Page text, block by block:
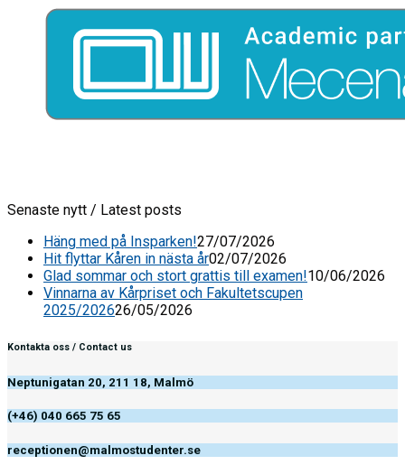
Senaste nytt / Latest posts
Häng med på Insparken!27/07/2026
Hit flyttar Kåren in nästa år02/07/2026
Glad sommar och stort grattis till examen!10/06/2026
Vinnarna av Kårpriset och Fakultetscupen
2025/202626/05/2026
Kontakta oss / Contact us
Neptunigatan 20, 211 18, Malmö
(+46) 040 665 75 65
receptionen@malmostudenter.se